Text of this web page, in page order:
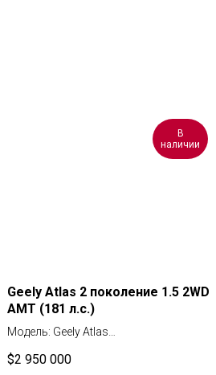
В
наличии
Geely Atlas 2 поколение 1.5 2WD
AMT (181 л.с.)
Модель: Geely Atlas
Год выпуска: 2023
$2 950 000